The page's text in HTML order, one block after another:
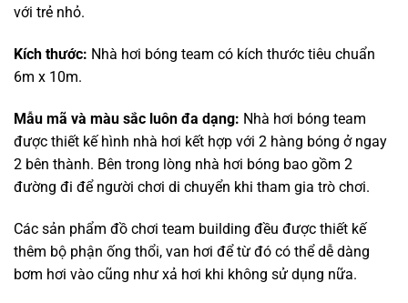
với trẻ nhỏ.
Kích thước: Nhà hơi bóng team có kích thước tiêu chuẩn
6m x 10m.
Mẫu mã và màu sắc luôn đa dạng: Nhà hơi bóng team
được thiết kế hình nhà hơi kết hợp với 2 hàng bóng ở ngay
2 bên thành. Bên trong lòng nhà hơi bóng bao gồm 2
đường đi để người chơi di chuyển khi tham gia trò chơi.
Các sản phẩm đồ chơi team building đều được thiết kế
thêm bộ phận ống thổi, van hơi để từ đó có thể dễ dàng
bơm hơi vào cũng như xả hơi khi không sử dụng nữa.